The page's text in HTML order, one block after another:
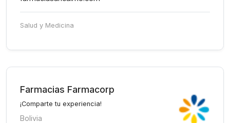
Salud y Medicina
Farmacias Farmacorp
¡Comparte tu experiencia!
Bolivia